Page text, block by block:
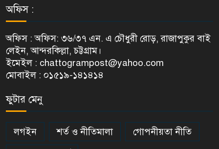
অফিস :
অফিস : অফিস: ৩৬/৩৭ এন. এ চৌধুরী রোড়, রাজাপুকুর বাই
লেইন, আন্দরকিল্লা, চট্টগ্রাম।
ইমেইল : chattogrampost@yahoo.com
মোবাইল : ০১৫১৯-১৪১৪১৪
ফুটার মেনু
লগইন শর্ত ও নীতিমালা
গোপনীয়তা নীতি